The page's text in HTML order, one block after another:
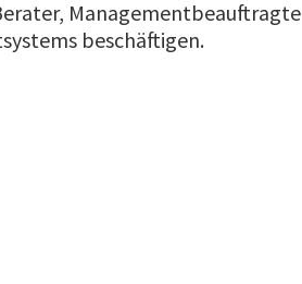
Managementbeauftragte
beschäftigen.